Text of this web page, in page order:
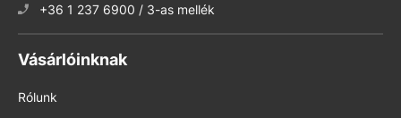
+36 1 237 6900 / 3-as mellék
Vásárlóinknak
Rólunk